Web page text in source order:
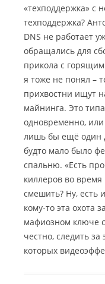
«техподдержка» с
техподдержка?
DNS не работает
обращались для
прикола с
я тоже не понял –
прихвостни ищут
майнинга. Это
одновременно,
лишь бы ещё один
будто мало было
спальню. «Есть
киллеров во
смешить? Ну, есть
кому-то эта охота
мафиозном ключе
честно, следить
которых